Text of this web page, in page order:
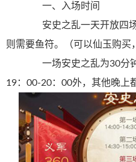
一、入场时间
安史之乱一天开放四场
则需要鱼符。（可以仙玉购买
一场安史之乱为30分钟
19：00-20：00外，其他晚上